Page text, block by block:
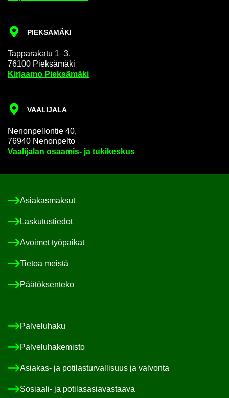
PIEK­SA­MÄ­KI
Tap­pa­ra­ka­tu 1–3,
76100 Piek­sä­mä­ki
Kir­jaa­mo Piek­sä­mä­ki
VAA­LI­JA­LA
Ne­non­pel­lon­tie 40,
76940 Ne­non­pel­to
Vaa­li­ja­lan osaamis-​ ja tu­ki­kes­kus
Asia­kas­mak­sut
Las­ku­tus­tie­dot
Avoi­met työ­pai­kat
Tie­toa meis­tä
Pää­tök­sen­te­ko
Pal­ve­lu­ha­ku
Pal­ve­lu­ha­ke­mis­to
Asiakas-​ ja po­ti­las­tur­val­li­suus ja val­von­ta
Sosiaali-​ ja po­ti­las­asia­vas­taa­va